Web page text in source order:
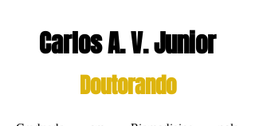
Carlos A. V. Junior
Doutorando